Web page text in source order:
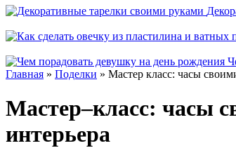
Главная » Поделки » Мастер класс: часы
Мастер–класс: часы
интерьера